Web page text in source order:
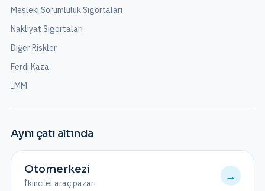
Mesleki Sorumluluk Sigortaları
Nakliyat Sigortaları
Diğer Riskler
Ferdi Kaza
İMM
Aynı çatı altında
Otomerkezi
İkinci el araç pazarı
→